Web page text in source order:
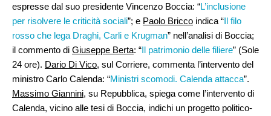
espresse dal suo presidente Vincenzo Boccia: “L’inclusione
per risolvere le criticità sociali”; e Paolo Bricco indica “Il filo
rosso che lega Draghi, Carli e Krugman” nell’analisi di Boccia;
il commento di Giuseppe Berta: “Il patrimonio delle filiere” (Sole
24 ore). Dario Di Vico, sul Corriere, commenta l’intervento del
ministro Carlo Calenda: “Ministri scomodi. Calenda attacca”.
Massimo Giannini, su Repubblica, spiega come l’intervento di
Calenda, vicino alle tesi di Boccia, indichi un progetto politico-